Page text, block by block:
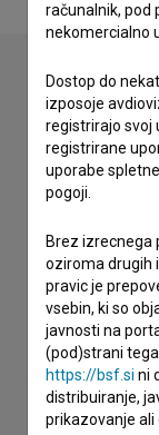
Stik z
Spoštovani, s
stik z
odzivov.
imam
prijavljam
želim
drugo
računalnik, pod
nekomercialno
Dostop do
izposoje
registrirajo svoj
registrirane
uporabe
pogoji.
Brez izrecnega
oziroma drugih
pravic je
vsebin, ki so
javnosti na
(pod)strani
https://bsf.si ni
distribuiranje,
prikazovanje ali